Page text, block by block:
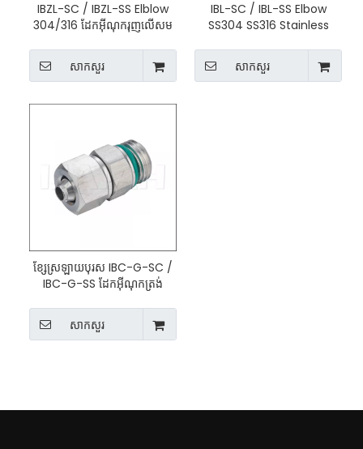
IBZL-SC / IBZL-SS Elblow
304/316 ដែកអ៊ីណុករុញលើសម
សាកសួរ
IBL-SC / IBL-SS Elbow
SS304 SS316 Stainless
សាកសួរ
ខ្សែស្រឡាយបុរស IBC-G-SC /
IBC-G-SS ដែកអ៊ីណុកត្រង់
សាកសួរ